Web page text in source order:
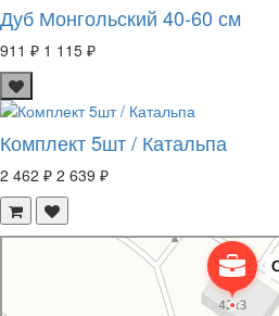
Дуб Монгольский 40-60 см
911 ₽ 1 115 ₽
Комплект 5шт / Катальпа
2 462 ₽ 2 639 ₽
Питомник растений в Москве